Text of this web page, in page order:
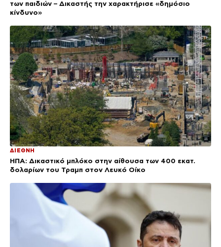
των παιδιών – Δικαστής την χαρακτήρισε «δημόσιο
κίνδυνο»
ΔΙΕΘΝΗ
ΗΠΑ: Δικαστικό μπλόκο στην αίθουσα των 400 εκατ.
δολαρίων του Τραμπ στον Λευκό Οίκο